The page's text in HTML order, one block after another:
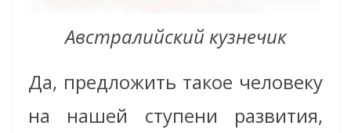
Австралийский кузнечик
Да, предложить такое человеку
на нашей ступени развития,